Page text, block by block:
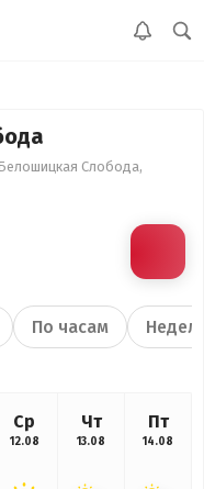
Слобода,
По часам
Ср
12.08
Чт
13.08
Пт
14.08